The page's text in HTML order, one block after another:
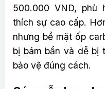
500.000 VND, phù
thích sự cao cấp.
nhưng bề mặt ốp
bị bám bẩn và dễ bị
bảo vệ đúng cách.